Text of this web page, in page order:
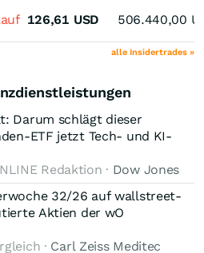
126,61 USD 506.440,00
alle Insidertrades »
Darum schlägt dieser
ETF jetzt Tech- und KI-
Redaktion · Dow Jones
32/26 auf wallstreet-
Aktien der wO
· Carl Zeiss Meditec